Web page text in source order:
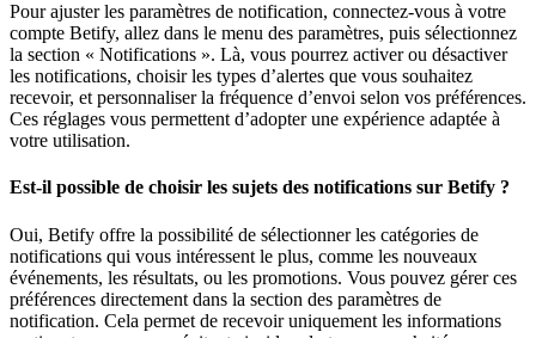
Pour ajuster les paramètres de notification, connectez-vous à votre
compte Betify, allez dans le menu des paramètres, puis sélectionnez
la section « Notifications ». Là, vous pourrez activer ou désactiver
les notifications, choisir les types d’alertes que vous souhaitez
recevoir, et personnaliser la fréquence d’envoi selon vos préférences.
Ces réglages vous permettent d’adopter une expérience adaptée à
votre utilisation.
Est-il possible de choisir les sujets des notifications sur Betify ?
Oui, Betify offre la possibilité de sélectionner les catégories de
notifications qui vous intéressent le plus, comme les nouveaux
événements, les résultats, ou les promotions. Vous pouvez gérer ces
préférences directement dans la section des paramètres de
notification. Cela permet de recevoir uniquement les informations